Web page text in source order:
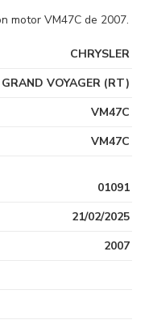
motor VM47C de 2007.
CHRYSLER
GRAND VOYAGER (RT)
VM47C
VM47C
01091
21/02/2025
2007